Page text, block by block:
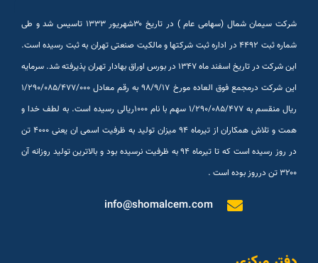
شرکت سیمان شمال (سهامی عام ) در تاریخ ۳۰شهريور ۱۳۳۳ تاسیس شد و طی
شماره ثبت ۴۴۹۲ در اداره ثبت شرکتها و مالکیت صنعتی تهران به ثبت رسیده است.
این شرکت در تاریخ اسفند ماه ۱۳۴۷ در بورس اوراق بهادار تهران پذیرفته شد. سرمایه
این شرکت درمجمع فوق العاده مورخ ۹۸/۹/۱۷ به رقم معادل ۱/۲۹۰/۰۸۵/۴۷۷/۰۰۰
ریال منقسم به ۱/۲۹۰/۰۸۵/۴۷۷ سهم با نام ۱۰۰۰ریالی رسیده است. به لطف خدا و
همت و تلاش همکاران از تیرماه ۹۴ میزان تولید به ظرفیت اسمی ان یعنی ۴۰۰۰ تن
در روز رسیده است که تا تیرماه ۹۴ به ظرفیت نرسیده بود و بالاترین تولید روزانه آن
۳۲۰۰ تن درروز بوده است .
info@shomalcem.com